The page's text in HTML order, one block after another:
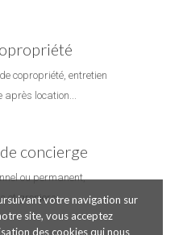
copropriété, entretien
après location...
concierge
ou permanent,
et greniers...votre navigation sur
site, vous acceptez
des cookies qui nous